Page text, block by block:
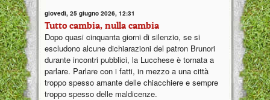
giovedì, 25 giugno 2026, 12:31
Tutto cambia, nulla cambia
Dopo quasi cinquanta giorni di silenzio, se si
escludono alcune dichiarazioni del patron Brunori
durante incontri pubblici, la Lucchese è tornata a
parlare. Parlare con i fatti, in mezzo a una città
troppo spesso amante delle chiacchiere e sempre
troppo spesso delle maldicenze.